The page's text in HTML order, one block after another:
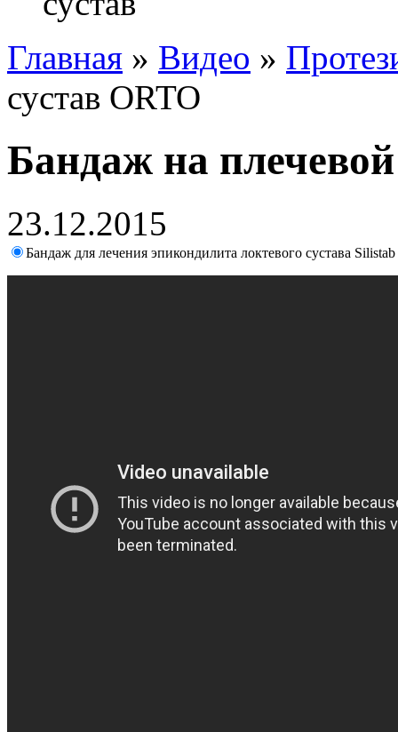
Главная » Видео »
сустав ORTO
Бандаж на
23.12.2015
Бандаж для лечения эпикондилита локтевого сустава